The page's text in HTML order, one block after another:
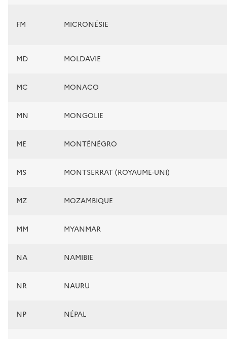
FM MICRONÉSIE
MD MOLDAVIE
MC MONACO
MN MONGOLIE
ME MONTÉNÉGRO
MS MONTSERRAT (ROYAUME-UNI)
MZ MOZAMBIQUE
MM MYANMAR
NA NAMIBIE
NR NAURU
NP NÉPAL